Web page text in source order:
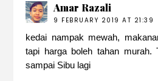
Amar Razali
9 FEBRUARY 2019 AT 21:39
kedai nampak mewah,
tapi harga boleh tahan murah.
sampai Sibu lagi